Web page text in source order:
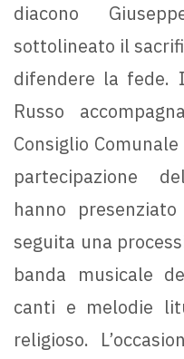
diacono
sottolineato il
difendere la fede.
Russo
Consiglio
partecipazione
hanno
seguita una
banda musicale
canti e melodie
religioso.